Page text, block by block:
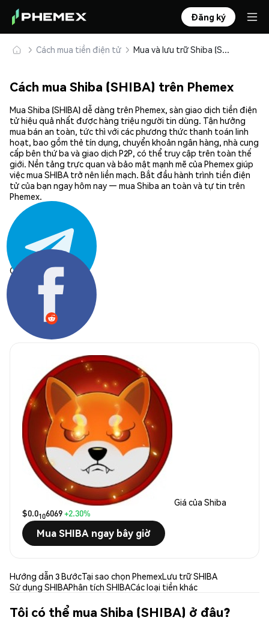
Đăng ký
Cách mua tiền điện tử Mua và lưu trữ Shiba (SHIBA) an toàn
Cách mua Shiba (SHIBA) trên Phemex
Mua Shiba (SHIBA) dễ dàng trên Phemex, sàn giao dịch tiền điện
tử hiệu quả nhất được hàng triệu người tin dùng. Tận hưởng
mua bán an toàn, tức thì với các phương thức thanh toán linh
hoạt, bao gồm thẻ tín dụng, chuyển khoản ngân hàng, nhà cung
cấp bên thứ ba và giao dịch P2P, có thể truy cập trên toàn thế
giới. Nền tảng trực quan và bảo mật mạnh mẽ của Phemex giúp
việc mua SHIBA trở nên liền mạch. Bắt đầu hành trình tiền điện
tử của bạn ngay hôm nay — mua Shiba an toàn và tự tin trên
Phemex.
Chia sẻ:
Giá của Shiba
$0.0106069+2.30%
Mua SHIBA ngay bây giờ
Hướng dẫn 3 BướcTại sao chọn PhemexLưu trữ SHIBA
Sử dụng SHIBAPhân tích SHIBACác loại tiền khác
Tôi có thể mua Shiba (SHIBA) ở đâu?